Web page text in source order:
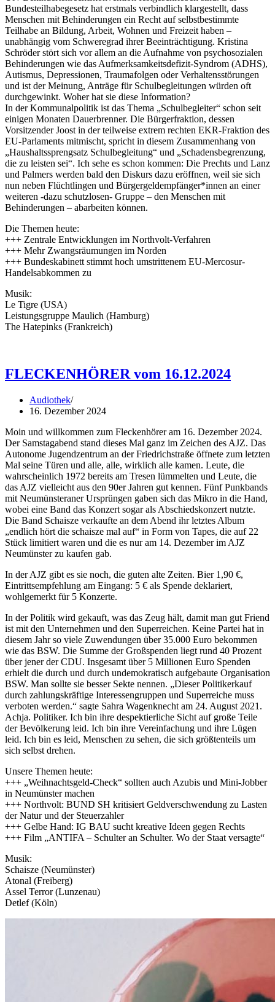
Bundesteilhabegesetz hat erstmals verbindlich klargestellt, dass
Menschen mit Behinderungen ein Recht auf selbstbestimmte
Teilhabe an Bildung, Arbeit, Wohnen und Freizeit haben –
unabhängig vom Schweregrad ihrer Beeinträchtigung. Kristina
Schröder stört sich vor allem an die Aufnahme von psychosozialen
Behinderungen wie das Aufmerksamkeitsdefizit-Syndrom (ADHS),
Autismus, Depressionen, Traumafolgen oder Verhaltensstörungen
und ist der Meinung, Anträge für Schulbegleitungen würden oft
durchgewinkt. Woher hat sie diese Information?
In der Kommunalpolitik ist das Thema „Schulbegleiter“ schon seit
einigen Monaten Dauerbrenner. Die Bürgerfraktion, dessen
Vorsitzender Joost in der teilweise extrem rechten EKR-Fraktion des
EU-Parlaments mitmischt, spricht in diesem Zusammenhang von
„Haushaltssprengsatz Schulbegleitung“ und „Schadensbegrenzung,
die zu leisten sei“. Ich sehe es schon kommen: Die Prechts und Lanz
und Palmers werden bald den Diskurs dazu eröffnen, weil sie sich
nun neben Flüchtlingen und Bürgergeldempfänger*innen an einer
weiteren -dazu schutzlosen- Gruppe – den Menschen mit
Behinderungen – abarbeiten können.
Die Themen heute:
+++ Zentrale Entwicklungen im Northvolt-Verfahren
+++ Mehr Zwangsräumungen im Norden
+++ Bundeskabinett stimmt hoch umstrittenem EU-Mercosur-
Handelsabkommen zu
Musik:
Le Tigre (USA)
Leistungsgruppe Maulich (Hamburg)
The Hatepinks (Frankreich)
FLECKENHÖRER vom 16.12.2024
Audiothek
16. Dezember 2024
Moin und willkommen zum Fleckenhörer am 16. Dezember 2024.
Der Samstagabend stand dieses Mal ganz im Zeichen des AJZ. Das
Autonome Jugendzentrum an der Friedrichstraße öffnete zum letzten
Mal seine Türen und alle, alle, wirklich alle kamen. Leute, die
wahrscheinlich 1972 bereits am Tresen lümmelten und Leute, die
das AJZ vielleicht aus den 90er Jahren gut kennen. Fünf Punkbands
mit Neumünsteraner Ursprüngen gaben sich das Mikro in die Hand,
wobei eine Band das Konzert sogar als Abschiedskonzert nutzte.
Die Band Schaisze verkaufte an dem Abend ihr letztes Album
„endlich h​ö​rt die schaisze mal auf“ in Form von Tapes, die auf 22
Stück limitiert waren und die es nur am 14. Dezember im AJZ
Neumünster zu kaufen gab.
In der AJZ gibt es sie noch, die guten alte Zeiten. Bier 1,90 €,
Eintrittsempfehlung am Eingang: 5 € als Spende deklariert,
wohlgemerkt für 5 Konzerte.
In der Politik wird gekauft, was das Zeug hält, damit man gut Friend
ist mit den Unternehmen und den Superreichen. Keine Partei hat in
diesem Jahr so viele Zuwendungen über 35.000 Euro bekommen
wie das BSW. Die Summe der Großspenden liegt rund 40 Prozent
über jener der CDU. Insgesamt über 5 Millionen Euro Spenden
erhielt die durch und durch undemokratisch aufgebaute Organisation
BSW. Man sollte sie besser Sekte nennen. „Dieser Politikerkauf
durch zahlungskräftige Interessengruppen und Superreiche muss
verboten werden.“ sagte Sahra Wagenknecht am 24. August 2021.
Achja. Politiker. Ich bin ihre despektierliche Sicht auf große Teile
der Bevölkerung leid. Ich bin ihre Vereinfachung und ihre Lügen
leid. Ich bin es leid, Menschen zu sehen, die sich größtenteils um
sich selbst drehen.
Unsere Themen heute:
+++ „Weihnachtsgeld-Check“ sollten auch Azubis und Mini-Jobber
in Neumünster machen
+++ Northvolt: BUND SH kritisiert Geldverschwendung zu Lasten
der Natur und der Steuerzahler
+++ Gelbe Hand: IG BAU sucht kreative Ideen gegen Rechts
+++ Film „ANTIFA – Schulter an Schulter. Wo der Staat versagte“
Musik:
Schaisze (Neumünster)
Atonal (Freiberg)
Assel Terror (Lunzenau)
Detlef (Köln)